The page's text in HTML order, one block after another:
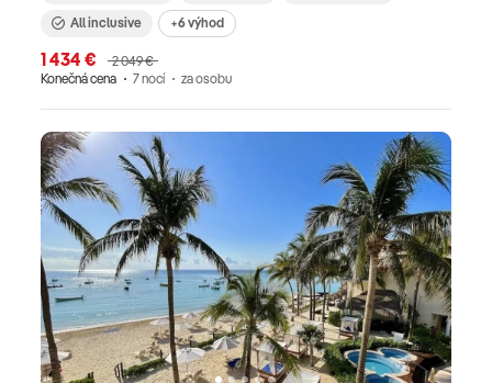
All inclusive
+6 výhod
1 434 €
2 049 €
Konečná cena
7 nocí za osobu